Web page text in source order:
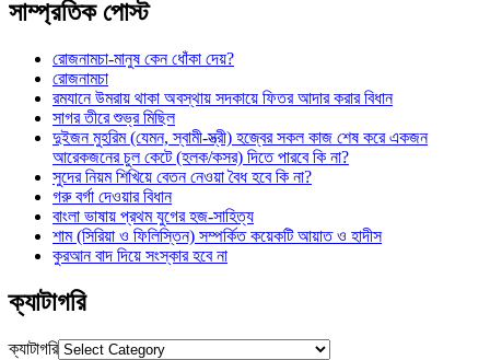
সাম্প্রতিক পোস্ট
রোজনামচা-মানুষ কেন ধোঁকা দেয়?
রোজনামচা
রমযানে উমরায় থাকা অবস্থায় সদকায়ে ফিতর আদার করার বিধান
সাগর তীরে শুভ্র মিছিল
দুইজন মুহরিম (যেমন, স্বামী-স্ত্রী) হজ্বের সকল কাজ শেষ করে একজন
আরেকজনের চুল কেটে (হলক/কসর) দিতে পারবে কি না?
সুদের নিয়ম শিখিয়ে বেতন নেওয়া বৈধ হবে কি না?
গরু বর্গা দেওয়ার বিধান
বাংলা ভাষায় প্রথম যুগের হজ-সাহিত্য
শাম (সিরিয়া ও ফিলিস্তিন) সম্পর্কিত কয়েকটি আয়াত ও হাদীস
কুরআন বাদ দিয়ে সংস্কার হবে না
ক্যাটাগরি
ক্যাটাগরি